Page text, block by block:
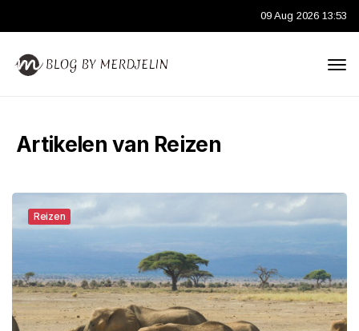
09 Aug 2026 13:53
Artikelen van Reizen
Reizen